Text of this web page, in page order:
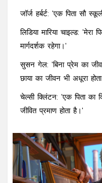
जॉर्ज हर्बर्ट: 'एक पिता सौ
लिडिया मारिया चाइल्ड: 'मेरा
मार्गदर्शक रहेगा।'
सुसन गेल: 'बिना प्रेम का
छाया का जीवन भी अधूरा
चेल्सी क्लिंटन: 'एक पिता
जीवित प्रमाण होता है।'